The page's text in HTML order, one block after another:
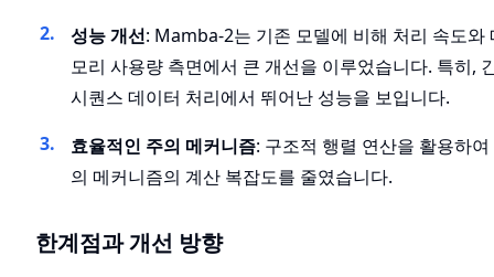
성능 개선: Mamba-2는 기존 모델에 비해 처리 속도와
모리 사용량 측면에서 큰 개선을 이루었습니다. 특히,
시퀀스 데이터 처리에서 뛰어난 성능을 보입니다.
효율적인 주의 메커니즘: 구조적 행렬 연산을 활용하여
의 메커니즘의 계산 복잡도를 줄였습니다.
한계점과 개선 방향